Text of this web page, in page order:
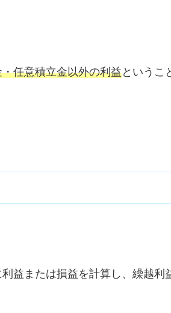
任意積立金以外の利益というこ
益または損益を計算し、繰越利